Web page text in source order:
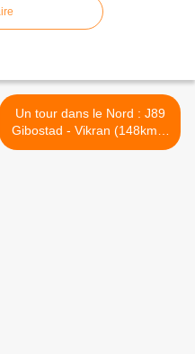
Un tour dans le Nord : J89
Gibostad - Vikran (148kms)
>